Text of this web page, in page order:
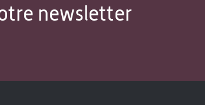
newsletter